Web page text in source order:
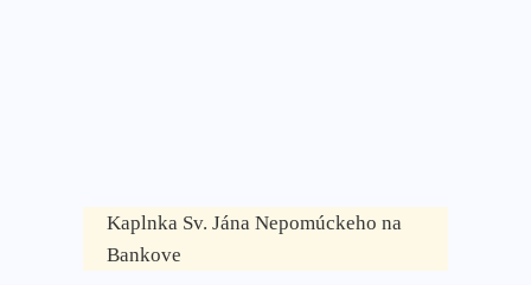
Kaplnka Sv. Jána Nepomúckeho na
Bankove